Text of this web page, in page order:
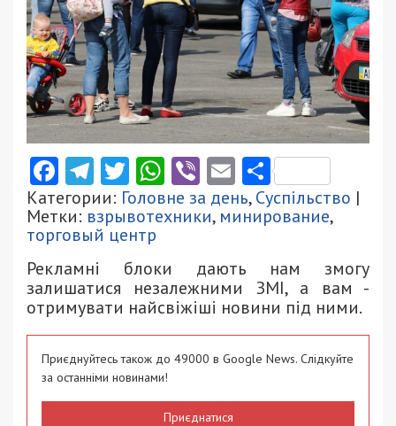
Facebook
Telegram
Twitter
WhatsApp
ViberEmail
Категории: Головне за день,Суспільство |
Метки: взрывотехники, минирование,
торговый центр
Рекламні блоки дають нам змогу
залишатися незалежними ЗМІ, а вам -
отримувати найсвіжіші новини під ними.
Приєднуйтесь також до 49000 в Google News. Слідкуйте
за останніми новинами!
Приєднатися